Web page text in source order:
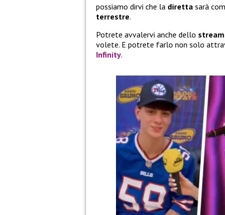
possiamo dirvi che la diretta sarà
terrestre.
Potrete avvalervi anche dello
volete. E potrete farlo non solo
Infinity.